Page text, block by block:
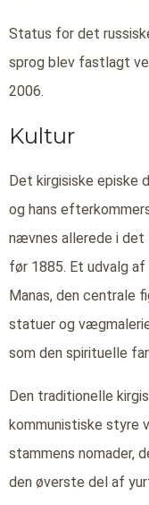
Status for det
sprog blev fastlagt
2006.
Kultur
Det kirgisiske episke
og hans
nævnes allerede i det
før 1885. Et udvalg
Manas, den centrale
statuer og
som den spirituelle
Den traditionelle
kommunistiske styre
stammens nomader,
den øverste del af